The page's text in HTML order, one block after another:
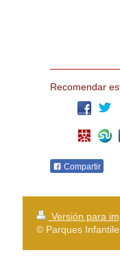
Recomendar
Compartir
Versión para
© Parques